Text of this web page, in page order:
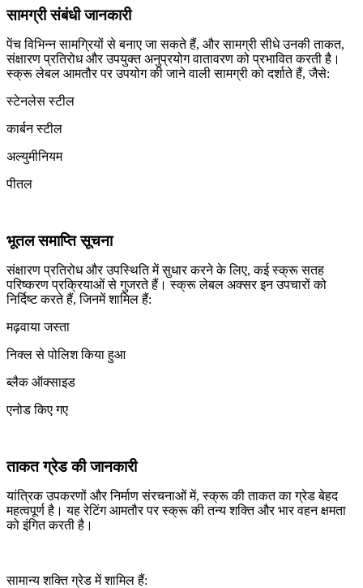
सामग्री संबंधी जानकारी
पेंच विभिन्न सामग्रियों से बनाए जा सकते हैं, और सामग्री सीधे उनकी ताकत,
संक्षारण प्रतिरोध और उपयुक्त अनुप्रयोग वातावरण को प्रभावित करती है।
स्क्रू लेबल आमतौर पर उपयोग की जाने वाली सामग्री को दर्शाते हैं, जैसे:
स्टेनलेस स्टील
कार्बन स्टील
अल्युमीनियम
पीतल
भूतल समाप्ति सूचना
संक्षारण प्रतिरोध और उपस्थिति में सुधार करने के लिए, कई स्क्रू सतह
परिष्करण प्रक्रियाओं से गुजरते हैं। स्क्रू लेबल अक्सर इन उपचारों को
निर्दिष्ट करते हैं, जिनमें शामिल हैं:
मढ़वाया जस्ता
निक्ल से पोलिश किया हुआ
ब्लैक ऑक्साइड
एनोड किए गए
ताकत ग्रेड की जानकारी
यांत्रिक उपकरणों और निर्माण संरचनाओं में, स्क्रू की ताकत का ग्रेड बेहद
महत्वपूर्ण है। यह रेटिंग आमतौर पर स्क्रू की तन्य शक्ति और भार वहन क्षमता
को इंगित करती है।
सामान्य शक्ति ग्रेड में शामिल हैं: